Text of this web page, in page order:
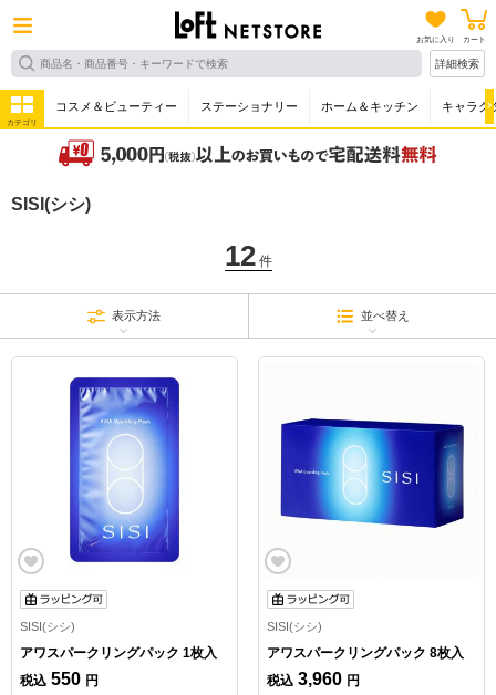
お気に入り カート
詳細検索
カテゴリ
コスメ＆ビューティー ステーショナリー ホーム＆キッチン キャラク
SISI(シシ)
12件
表示方法 並べ替え
SISI(シシ)
アワスパークリングパック 1枚入
税込 550 円
SISI(シシ)
アワスパークリングパック 8枚入
税込 3,960 円